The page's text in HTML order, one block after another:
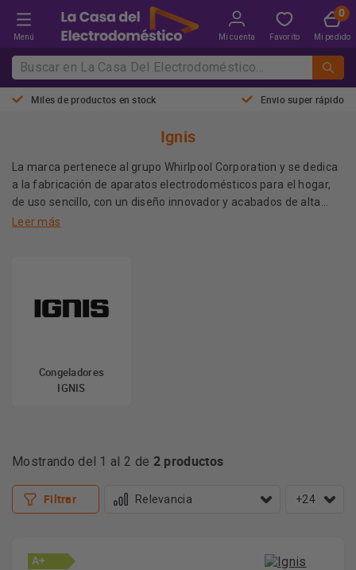
Menú Mi cuenta Favorito Mi pedido
Miles de productos en stock Envio super rápido
Ignis
La marca pertenece al grupo Whirlpool Corporation y se dedica
a la fabricación de aparatos electrodomésticos para el hogar,
de uso sencillo, con un diseño innovador y acabados de alta
calidad. También, Ignis tiene una línea de electrodomésticos de
Leer más
Congeladores
IGNIS
Mostrando del 1 al 2 de 2 productos
Filtrar +24
A+